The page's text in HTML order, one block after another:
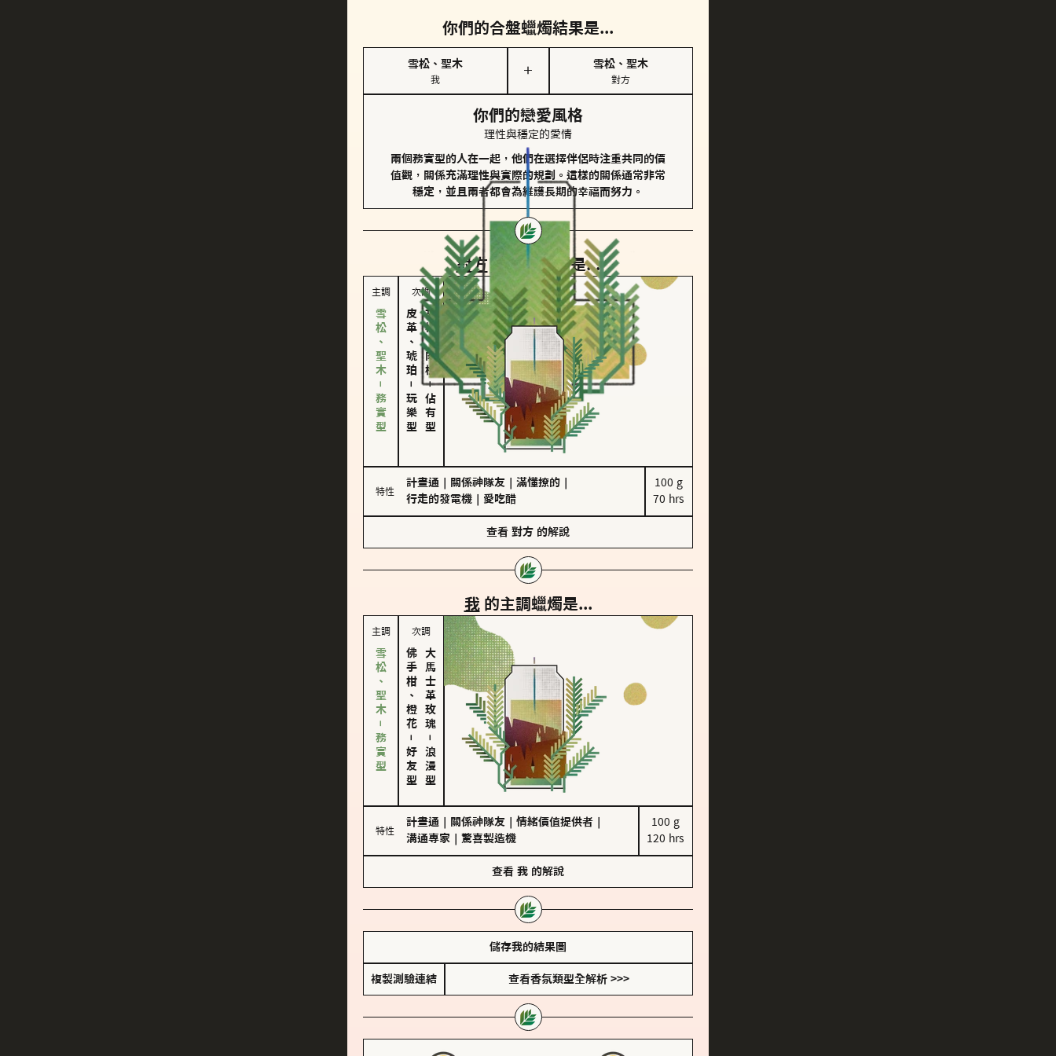
你們的合盤蠟燭結果是...
雪松、聖木
我
＋
雪松、聖木
對方
你們的戀愛風格
理性與穩定的愛情
兩個務實型的人在一起，他們在選擇伴侶時注重共同的價
值觀，關係充滿理性與實際的規劃。這樣的關係通常非常
穩定，並且兩者都會為維護長期的幸福而努力。
對方 的主調蠟燭是...
主調
雪松、聖木－務實型
次調
皮革、琥珀
－
玩樂型
胡椒、肉桂
－
佔有型
特性
計畫通 關係神隊友 滿懂撩的
行走的發電機
愛吃醋
100 g
70 hrs
查看 對方 的解說
我 的主調蠟燭是...
主調
雪松、聖木－務實型
次調
佛手柑、橙花
－
好友型
大馬士革玫瑰
－
浪漫型
特性
計畫通 關係神隊友 情緒價值提供者
溝通專家
驚喜製造機
100 g
120 hrs
查看 我 的解說
儲存我的結果圖
複製測驗連結 查看香氛類型全解析 >>>